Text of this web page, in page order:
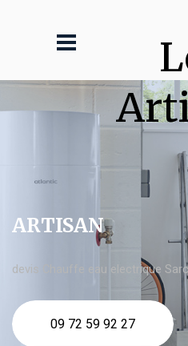
ARTISAN
devis Chauffe eau electrique
09 72 59 92 27